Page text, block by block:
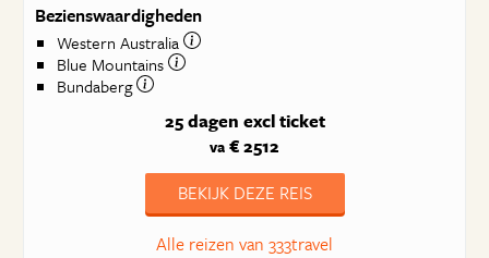
Bezienswaardigheden
Western Australia
Blue Mountains
Bundaberg
25 dagen excl ticket
va € 2512
BEKIJK DEZE REIS
Alle reizen van 333travel